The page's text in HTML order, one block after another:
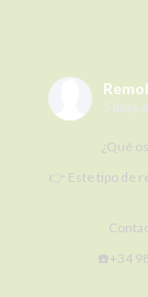
5 days
¿Qué
👉 Este tipo de
☎️+34